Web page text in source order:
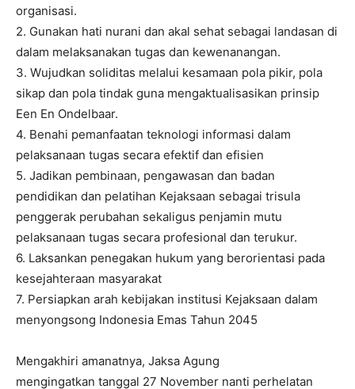
organisasi.
2. Gunakan hati nurani dan akal sehat sebagai landasan di
dalam melaksanakan tugas dan kewenanangan.
3. Wujudkan soliditas melalui kesamaan pola pikir, pola
sikap dan pola tindak guna mengaktualisasikan prinsip
Een En Ondelbaar.
4. Benahi pemanfaatan teknologi informasi dalam
pelaksanaan tugas secara efektif dan efisien
5. Jadikan pembinaan, pengawasan dan badan
pendidikan dan pelatihan Kejaksaan sebagai trisula
penggerak perubahan sekaligus penjamin mutu
pelaksanaan tugas secara profesional dan terukur.
6. Laksankan penegakan hukum yang berorientasi pada
kesejahteraan masyarakat
7. Persiapkan arah kebijakan institusi Kejaksaan dalam
menyongsong Indonesia Emas Tahun 2045
Mengakhiri amanatnya, Jaksa Agung
mengingatkan tanggal 27 November nanti perhelatan